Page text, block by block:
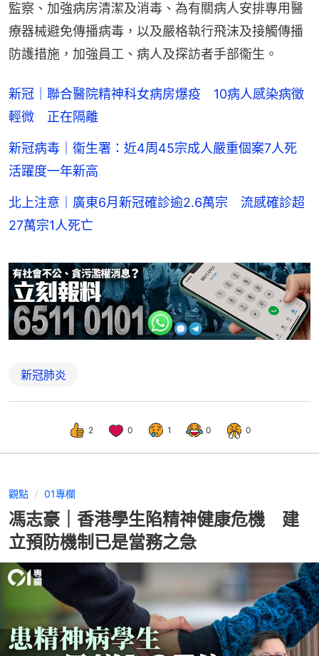
監察、加強病房清潔及消毒、為有關病人安排專用醫
療器械避免傳播病毒，以及嚴格執行飛沫及接觸傳播
防護措施，加強員工、病人及探訪者手部衞生。
新冠｜聯合醫院精神科女病房爆疫 10病人感染病徵
輕微 正在隔離
新冠病毒｜衞生署：近4周45宗成人嚴重個案7人死
活躍度一年新高
北上注意｜廣東6月新冠確診逾2.6萬宗 流感確診超
27萬宗1人死亡
新冠肺炎
2 0 1 0 0
觀點 01專欄
馮志豪｜香港學生陷精神健康危機 建
立預防機制已是當務之急